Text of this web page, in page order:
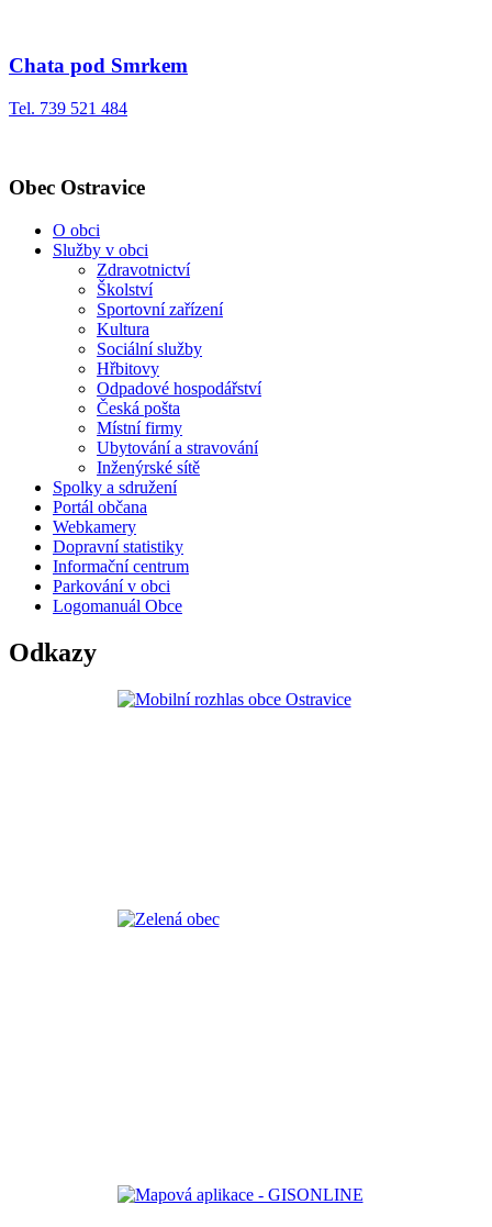
Chata pod Smrkem
Tel. 739 521 484
Obec Ostravice
O obci
Služby v obci
Zdravotnictví
Školství
Sportovní zařízení
Kultura
Sociální služby
Hřbitovy
Odpadové hospodářství
Česká pošta
Místní firmy
Ubytování a stravování
Inženýrské sítě
Spolky a sdružení
Portál občana
Webkamery
Dopravní statistiky
Informační centrum
Parkování v obci
Logomanuál Obce
Odkazy